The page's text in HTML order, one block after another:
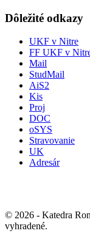
Dôležité odkazy
UKF v Nitre
FF UKF v
Mail
StudMail
AiS2
Kis
Proj
DOC
oSYS
Stravovanie
UK
Adresár
© 2026 - Katedra
vyhradené.